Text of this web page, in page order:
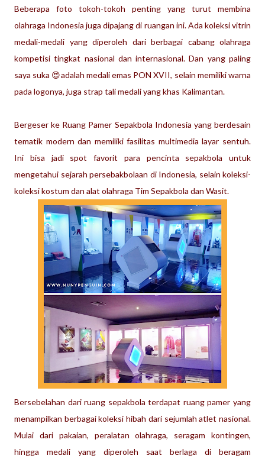
Beberapa foto tokoh-tokoh penting yang turut membina
olahraga Indonesia juga dipajang di ruangan ini. Ada koleksi vitrin
medali-medali yang diperoleh dari berbagai cabang olahraga
kompetisi tingkat nasional dan internasional. Dan yang paling
saya suka 😍adalah medali emas PON XVII, selain memiliki warna
pada logonya, juga strap tali medali yang khas Kalimantan.
Bergeser ke Ruang Pamer Sepakbola Indonesia yang berdesain
tematik modern dan memiliki fasilitas multimedia layar sentuh.
Ini bisa jadi spot favorit para pencinta sepakbola untuk
mengetahui sejarah persebakbolaan di Indonesia, selain koleksi-
koleksi kostum dan alat olahraga Tim Sepakbola dan Wasit.
Bersebelahan dari ruang sepakbola terdapat ruang pamer yang
menampilkan berbagai koleksi hibah dari sejumlah atlet nasional.
Mulai dari pakaian, peralatan olahraga, seragam kontingen,
hingga medali yang diperoleh saat berlaga di beragam